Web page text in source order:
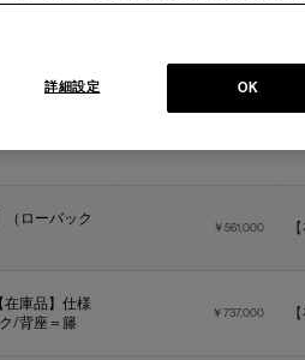
（ローバック
￥561,000
在庫品】仕様
/背座＝籐
￥737,000
OK
詳細設定